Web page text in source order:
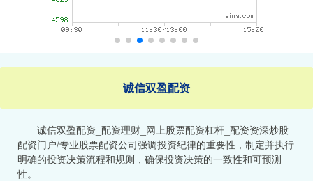
诚信双盈配资
诚信双盈配资_配资理财_网上股票配资杠杆_配资资深炒股
配资门户/专业股票配资公司强调投资纪律的重要性，制定并执行
明确的投资决策流程和规则，确保投资决策的一致性和可预测
性。